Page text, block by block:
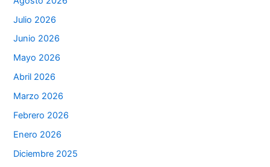
Julio 2026
Junio 2026
Mayo 2026
Abril 2026
Marzo 2026
Febrero 2026
Enero 2026
Diciembre 2025